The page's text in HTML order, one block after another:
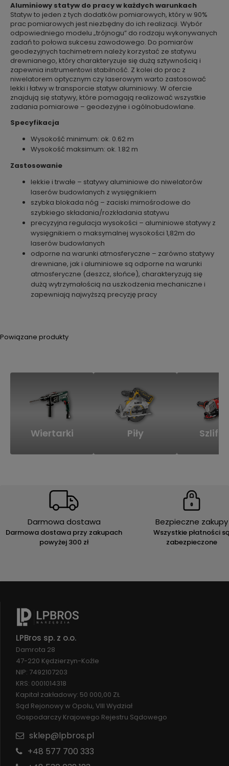
Aluminiowy statyw do pracy w każdych warunkach
Statyw to jeden z tych dodatków pomiarowych, który w 90%
prac pomiarowych jest niezbędny do ich realizacji. Wybór
odpowiedniego modelu „trójnogu” do rodzaju wykonywanych
zadań to połowa sukcesu zawodowego. Do pomiarów
geodezyjnych tachimetrem należy korzystać ze statywu
drewnianego, który charakteryzuje się dużą sztywnością i
zapewnia instrumentowi stabilność. Z kolei do prac z
niwelatorem optycznym czy laserowym warto zastosować
lekki i łatwy w transporcie statyw aluminiowy. W ofercie
znajdują się statywy, które pomagają realizować wszystkie
zadania pomiarowe – geodezyjne i ogólnobudowlane.
Specyfikacja
Wysokość minimum: ok. 0.62 m
Wysokość maksimum: ok. 1.82 m
Zastosowanie
lekkie i trwałe – statywy aluminiowe do niwelatorów
laserów budowlanych z wysięgnikiem
szybka blokada nóg – zaciski mimośrodowe do
szybkiego składania/rozkładania statywu
precyzyjna regulacja wysokości – aluminiowe statywy z
wysięgnikiem o maksymalnej wysokości 1,82m do
laserów budowlanych
odporne na warunki atmosferyczne – zarówno statywy
drewniane, jak i aluminiowe są odporne na warunki
atmosferyczne (deszcz, słońce), charakteryzują się
dużą wytrzymałością na uszkodzenia mechaniczne i
zapewniają najwyższą precyzję pracy
Powiązane produkty
Wiertarki Piły
Darmowa dostawa
Darmowa dostawa przy zakupach
powyżej 300 zł
Bezpieczne zakupy
Wszystkie płatności
zabezpieczone
LPBros sp. z o.o.
Damrota 28
47-220 Kędzierzyn-Koźle
NIP: 7492107203
KRS: 0001014318
Kapitał zakładowy: 50 000,00 ZŁ
Sąd Rejonowy w Opolu, VIII Wydział
Gospodarczy Krajowego Rejestru Sądowego
sklep@lpbros.pl
+48 577 700 333